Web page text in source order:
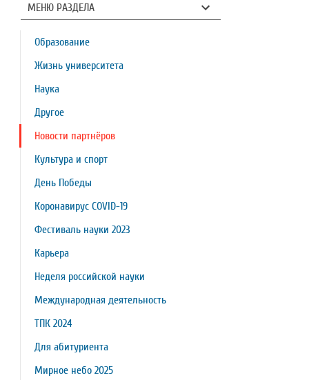
МЕНЮ РАЗДЕЛА
Образование
Жизнь университета
Наука
Другое
Новости партнёров
Культура и спорт
День Победы
Коронавирус COVID-19
Фестиваль науки 2023
Карьера
Неделя российской науки
Международная деятельность
ТПК 2024
Для абитуриента
Мирное небо 2025